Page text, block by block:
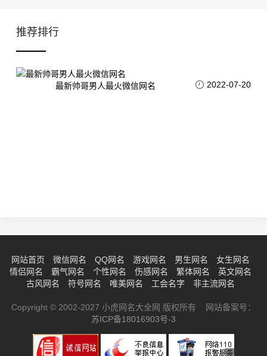
推荐排行
最新帅哥男人最火微信网名 2022-07-20
网站首页 微信网名 QQ网名 游戏网名 男生网名
女生网名
情侣网名
霸气网名 个性网名 伤感网名 繁体网名
英文网名
古风网名
符号网名 唯美网名 工会名字 非主流网名
Copyright © 2002-2027 小虎网名大全网 版权所有 网站备案号：
苏ICP备18016903号-3